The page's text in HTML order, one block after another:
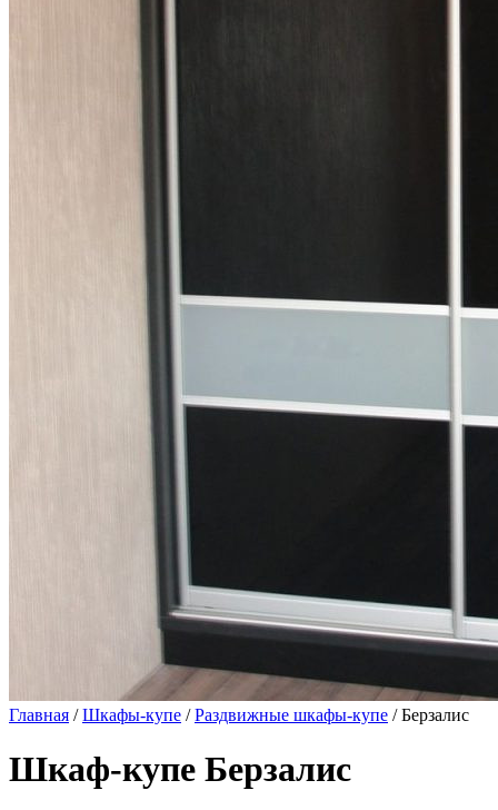
Главная /Шкафы-купе /Раздвижные шкафы-купе / Берзалис
Шкаф-купе Берзалис